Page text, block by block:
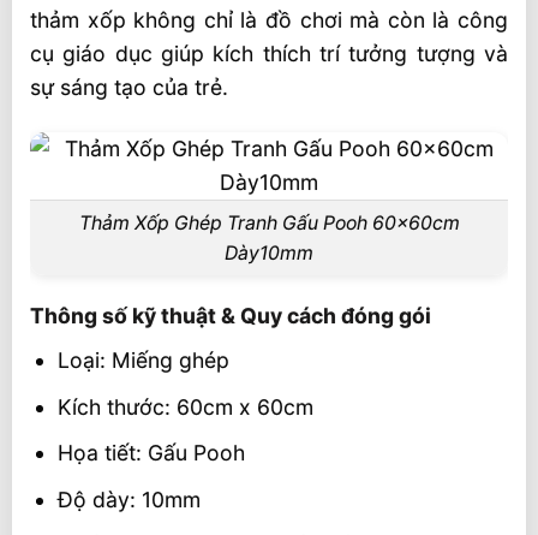
📦 Chính sách dành cho đối tác & đại lý
🎯 Liên hệ mua hàng
thảm xốp không chỉ là đồ chơi mà còn là công
cụ giáo dục giúp kích thích trí tưởng tượng và
sự sáng tạo của trẻ.
Thảm Xốp Ghép Tranh Gấu Pooh 60x60cm
Dày10mm
Thông số kỹ thuật & Quy cách đóng gói
Loại: Miếng ghép
Kích thước: 60cm x 60cm
Họa tiết: Gấu Pooh
Độ dày: 10mm